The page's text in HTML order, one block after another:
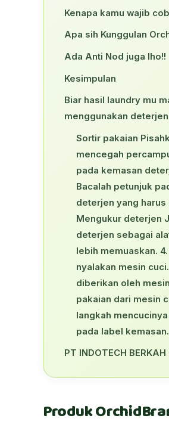
Kenapa kamu wajib
Apa sih Kunggulan
Ada Anti Nod juga lho!!
Kesimpulan
Biar hasil laundry mu
menggunakan
Sortir pakaian
mencegah
pada kemasan
Bacalah petunjuk
deterjen yang harus
Mengukur deterjen
deterjen sebagai
lebih memuaskan.
nyalakan mesin
diberikan oleh
pakaian dari mesin
langkah
pada label kemasan.
PT INDOTECH
Produk